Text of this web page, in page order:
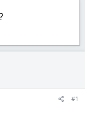
#1